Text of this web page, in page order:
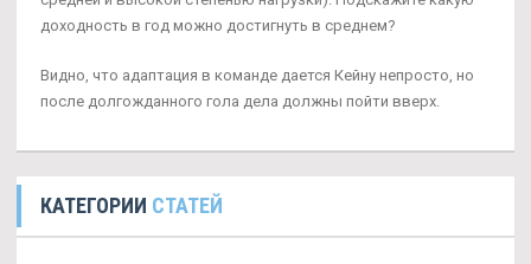
доходность в год можно достигнуть в среднем?
Видно, что адаптация в команде дается Кейну непросто, но
после долгожданного гола дела должны пойти вверх.
КАТЕГОРИИ СТАТЕЙ